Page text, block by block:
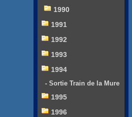
1990
1991
1992
1993
1994
- Sortie Train de la Mure
1995
1996